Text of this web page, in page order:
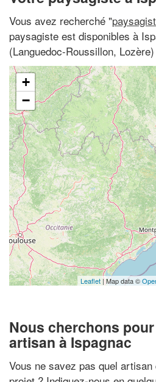
Vous avez recherché "
paysagiste est disponibles à
(Languedoc-Roussillon, Lozère)
+
−
Leaflet | Map data ©
Nous cherchons
artisan à Ispagnac
Vous ne savez pas quel